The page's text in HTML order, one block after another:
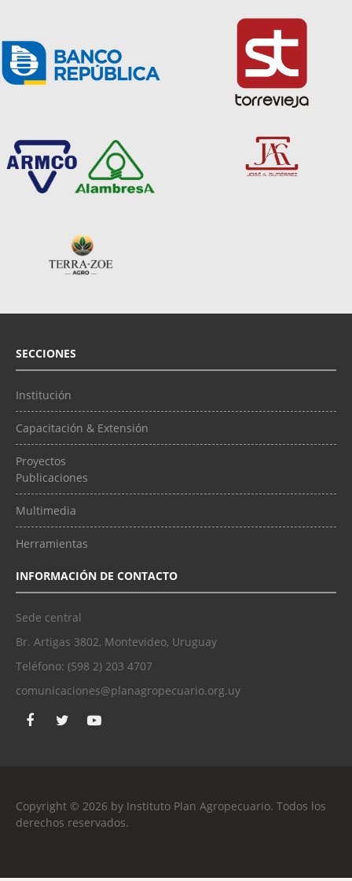
SECCIONES
Institución
Capacitación & Extensión
Proyectos
Publicaciones
Multimedia
Herramientas
INFORMACIÓN DE CONTACTO
Sede central
Br. Artigas 3802, Montevideo, Uruguay
Teléfono: (598 2) 203 4707
comunicaciones@planagropecuario.org.uy
Copyright © 2026 by Instituto Plan Agropecuario. Todos los
derechos reservados.